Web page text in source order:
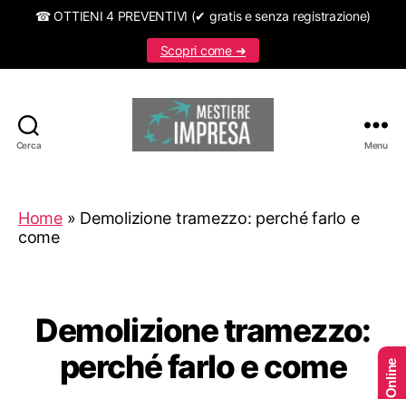
☎ OTTIENI 4 PREVENTIVI (✔ gratis e senza registrazione)
Scopri come ➜
Cerca Menu
Home» Demolizione tramezzo: perché farlo e
come
Demolizione tramezzo:
perché farlo e come